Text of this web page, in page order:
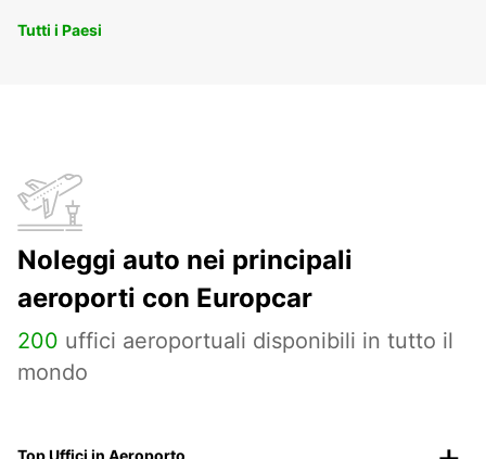
Tutti i Paesi
Noleggi auto nei principali
aeroporti con Europcar
200 uffici aeroportuali disponibili in tutto il
mondo